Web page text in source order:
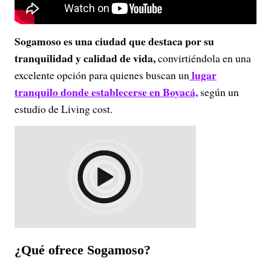
Sogamoso es una ciudad que destaca por su
tranquilidad y calidad de vida,convirtiéndola en una
excelente opción para quienes buscan unlugar
tranquilo donde establecerse en Boyacá, según un
estudio de Living cost.
¿Qué ofrece Sogamoso?